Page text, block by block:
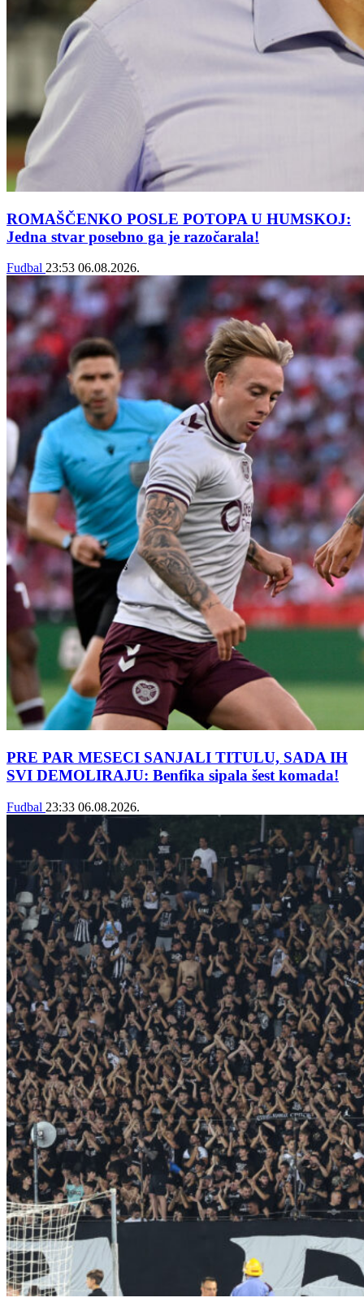
ROMAŠČENKO POSLE POTOPA U HUMSKOJ:
Jedna stvar posebno ga je razočarala!
Fudbal 23:53 06.08.2026.
PRE PAR MESECI SANJALI TITULU, SADA IH
SVI DEMOLIRAJU: Benfika sipala šest komada!
Fudbal 23:33 06.08.2026.